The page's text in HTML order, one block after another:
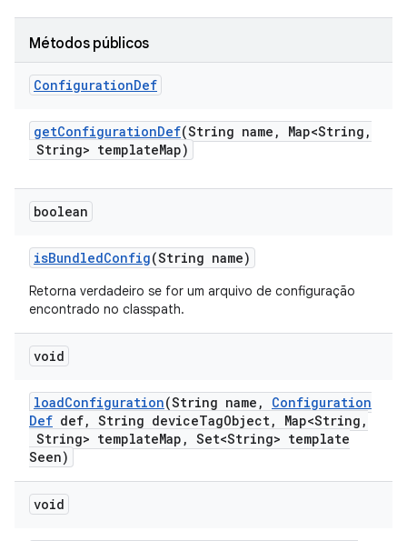
Métodos públicos
ConfigurationDef
getConfigurationDef(String name , Map<String ,
String> templateMap)
boolean
isBundledConfig(String name)
Retorna verdadeiro se for um arquivo de configuração
encontrado no classpath.
void
loadConfiguration(String name ,
Configuration
Def def, String deviceTagObject, Map<String ,
String> templateMap , Set<String> template
Seen)
void